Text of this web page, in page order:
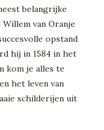
belangrijke
van Oranje
opstand
hij in 1584 in het
kom je alles te
het leven van
schilderijen uit